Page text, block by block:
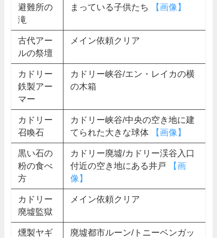
避難所の
滝
まっている子供たち 【画像】
古代アー
ルの祭壇
メイン依頼クリア
カドリー
鉄製アー
マー
カドリー峡谷/エン・レイカの横
の木箱
カドリー
召喚石
カドリー峡谷/中央の空き地に建
てられた大きな球体
【画像】
黒い石の
粉の食べ
方
カドリー廃墟/カドリー渓谷入口
付近の空き地にある井戸
【画
像】
カドリー
廃墟監獄
メイン依頼クリア
燻製ヤギ
廃墟都市ルーン/トニーベンガッ